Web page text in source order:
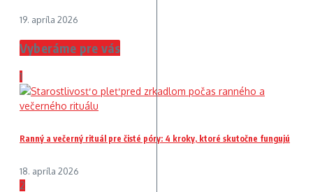
19. apríla 2026
Vyberáme pre vás
1
Ranný a večerný rituál pre čisté póry: 4 kroky, ktoré skutočne fungujú
18. apríla 2026
2